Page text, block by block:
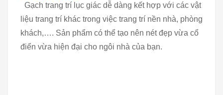
Gạch trang trí lục giác dễ dàng kết hợp với các vật
liệu trang trí khác trong việc trang trí nền nhà, phòng
khách,…. Sản phẩm có thể tạo nên nét đẹp vừa cổ
điển vừa hiện đại cho ngôi nhà của bạn.